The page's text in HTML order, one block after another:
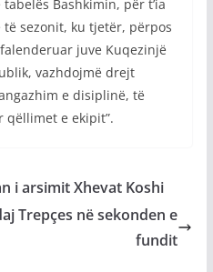
Bashkimin, për t’ia
sezonit, ku tjetër, përpos
juve Kuqezinjë
vazhdojmë drejt
e disiplinë, të
e ekipit”.
i arsimit Xhevat Koshi
Trepçes në sekonden e
fundit